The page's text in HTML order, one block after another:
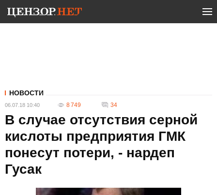
НОВОСТИ
06.07.18 10:40 8 749 34
В случае отсутствия серной
кислоты предприятия ГМК
понесут потери, - нардеп
Гусак